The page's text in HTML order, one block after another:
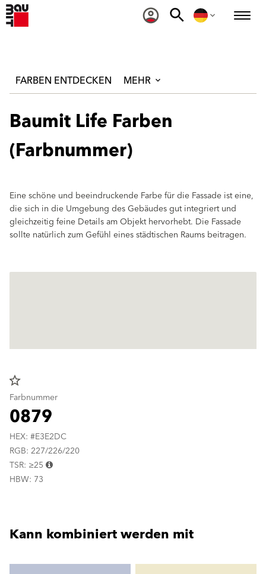
FARBEN ENTDECKEN MEHR
Baumit Life Farben
(Farbnummer)
Eine schöne und beeindruckende Farbe für die Fassade ist eine,
die sich in die Umgebung des Gebäudes gut integriert und
gleichzeitig feine Details am Objekt hervorhebt. Die Fassade
sollte natürlich zum Gefühl eines städtischen Raums beitragen.
star_border
Farbnummer
0879
HEX: #E3E2DC
RGB: 227/226/220
TSR: ≥25
HBW: 73
Kann kombiniert werden mit